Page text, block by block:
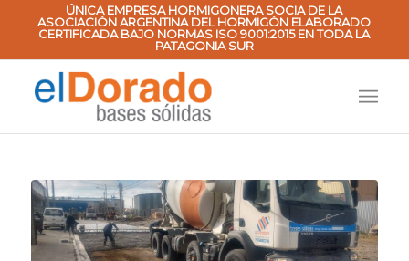
ÚNICA EMPRESA HORMIGONERA SOCIA DE LA
ASOCIACIÓN ARGENTINA DEL HORMIGÓN ELABORADO
CERTIFICADA BAJO NORMAS ISO 9001:2015 EN TODA LA
PATAGONIA SUR